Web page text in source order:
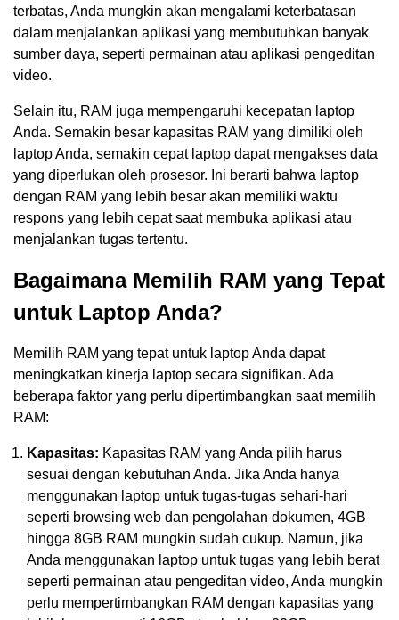
terbatas, Anda mungkin akan mengalami keterbatasan
dalam menjalankan aplikasi yang membutuhkan banyak
sumber daya, seperti permainan atau aplikasi pengeditan
video.
Selain itu, RAM juga mempengaruhi kecepatan laptop
Anda. Semakin besar kapasitas RAM yang dimiliki oleh
laptop Anda, semakin cepat laptop dapat mengakses data
yang diperlukan oleh prosesor. Ini berarti bahwa laptop
dengan RAM yang lebih besar akan memiliki waktu
respons yang lebih cepat saat membuka aplikasi atau
menjalankan tugas tertentu.
Bagaimana Memilih RAM yang Tepat
untuk Laptop Anda?
Memilih RAM yang tepat untuk laptop Anda dapat
meningkatkan kinerja laptop secara signifikan. Ada
beberapa faktor yang perlu dipertimbangkan saat memilih
RAM:
Kapasitas: Kapasitas RAM yang Anda pilih harus
sesuai dengan kebutuhan Anda. Jika Anda hanya
menggunakan laptop untuk tugas-tugas sehari-hari
seperti browsing web dan pengolahan dokumen, 4GB
hingga 8GB RAM mungkin sudah cukup. Namun, jika
Anda menggunakan laptop untuk tugas yang lebih berat
seperti permainan atau pengeditan video, Anda mungkin
perlu mempertimbangkan RAM dengan kapasitas yang